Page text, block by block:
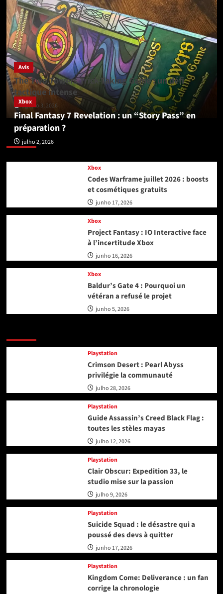
Avis
The Two Towers Trick-Taking Game : un défi
tactique intense
agosto 3, 2026
Xbox
Xbox
Final Fantasy 7 Revelation : un “Story Pass” en
préparation ?
julho 2, 2026
Xbox
Codes Warframe juillet 2026 : boosts
et cosmétiques gratuits
junho 17, 2026
Xbox
Project Fantasy : IO Interactive face
à l’incertitude Xbox
junho 16, 2026
Xbox
Baldur’s Gate 4 : Pourquoi un
vétéran a refusé le projet
junho 5, 2026
Playstation
Crimson Desert : Pearl Abyss
privilégie la communauté
julho 28, 2026
Playstation
Guide Assassin’s Creed Black Flag :
toutes les stèles mayas
julho 12, 2026
Playstation
Clair Obscur: Expedition 33, le
studio mise sur la passion
julho 9, 2026
Playstation
Suicide Squad : le désastre qui a
poussé des devs à quitter
junho 17, 2026
Playstation
Kingdom Come: Deliverance : un fan
corrige la chronologie